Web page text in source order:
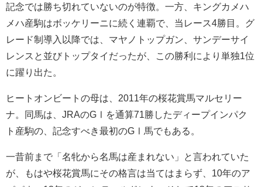
記念では勝ち切れていないのが特徴。一方、キングカメハ
メハ産駒はボッケリーニに続く連覇で、当レース4勝目。グ
レード制導入以降では、マヤノトップガン、サンデーサイ
レンスと並びトップタイだったが、この勝利により単独1位
に躍り出た。
ヒートオンビートの母は、2011年の桜花賞馬マルセリー
ナ。同馬は、JRAのGⅠを通算71勝したディープインパク
ト産駒の、記念すべき最初のGⅠ馬でもある。
一昔前まで「名牝から名馬は産まれない」と言われていた
が、もはや桜花賞馬にその格言は当てはまらず、10年のア